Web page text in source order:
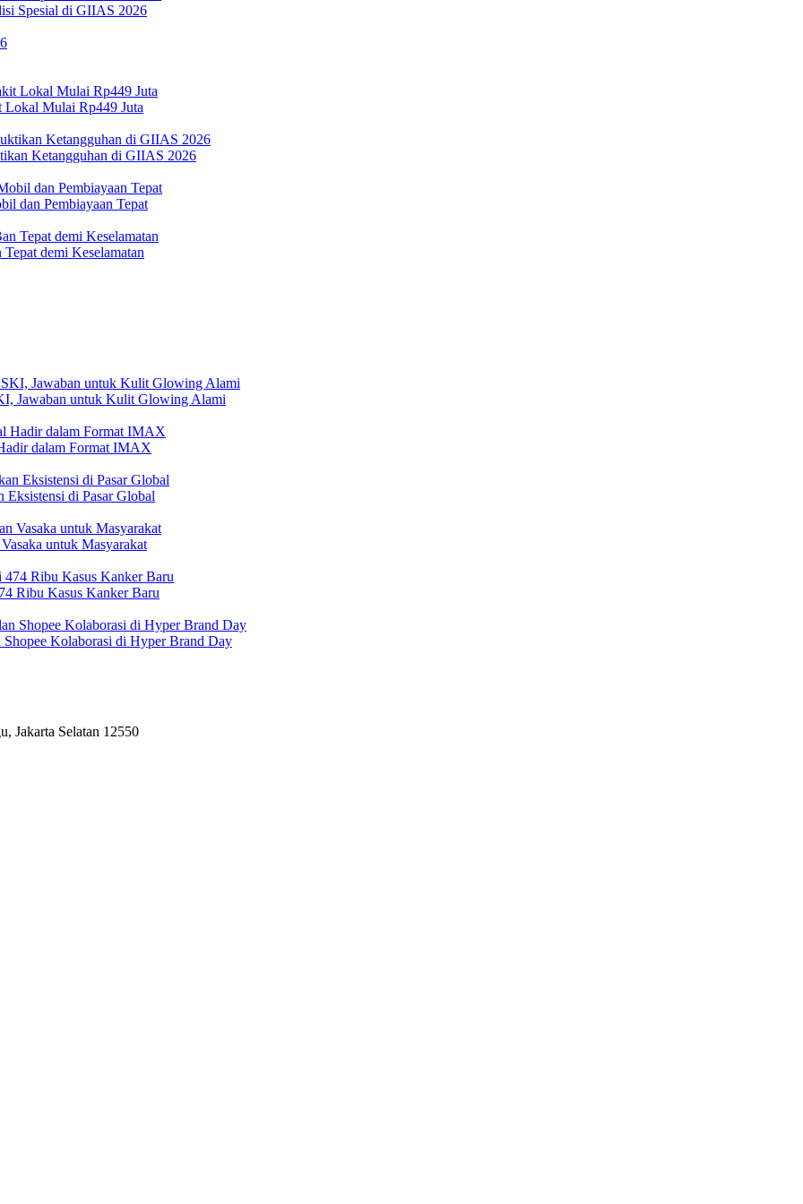
Spesial di GIIAS 2026
Mulai Rp449 Juta
Ketangguhan di GIIAS 2026
dan Pembiayaan Tepat
demi Keselamatan
Jawaban untuk Kulit Glowing Alami
dalam Format IMAX
di Pasar Global
untuk Masyarakat
Ribu Kasus Kanker Baru
Kolaborasi di Hyper Brand Day
Jakarta Selatan 12550